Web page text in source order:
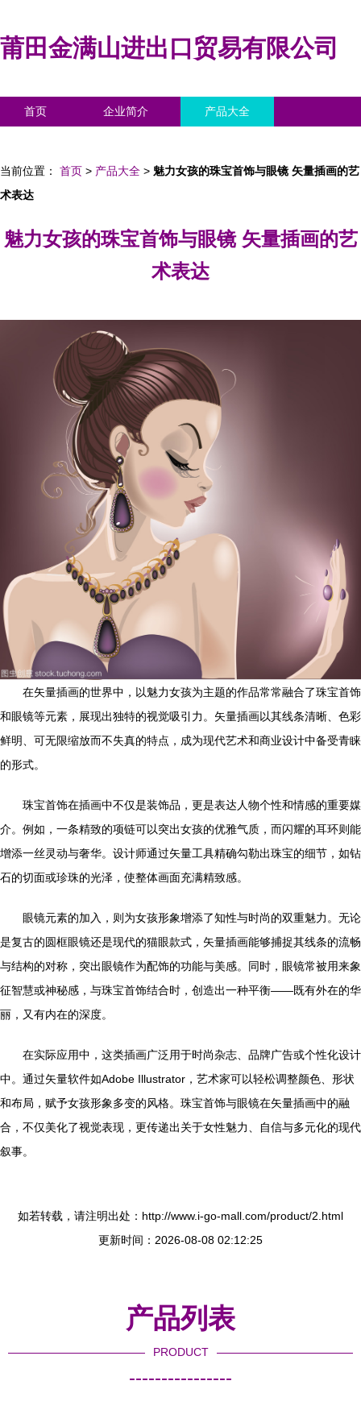
莆田金满山进出口贸易有限公司
首页 企业简介 产品大全
当前位置： 首页 > 产品大全 > 魅力女孩的珠宝首饰与眼镜 矢量插画的艺
术表达
魅力女孩的珠宝首饰与眼镜 矢量插画的艺
术表达
在矢量插画的世界中，以魅力女孩为主题的作品常常融合了珠宝首饰
和眼镜等元素，展现出独特的视觉吸引力。矢量插画以其线条清晰、色彩
鲜明、可无限缩放而不失真的特点，成为现代艺术和商业设计中备受青睐
的形式。
珠宝首饰在插画中不仅是装饰品，更是表达人物个性和情感的重要媒
介。例如，一条精致的项链可以突出女孩的优雅气质，而闪耀的耳环则能
增添一丝灵动与奢华。设计师通过矢量工具精确勾勒出珠宝的细节，如钻
石的切面或珍珠的光泽，使整体画面充满精致感。
眼镜元素的加入，则为女孩形象增添了知性与时尚的双重魅力。无论
是复古的圆框眼镜还是现代的猫眼款式，矢量插画能够捕捉其线条的流畅
与结构的对称，突出眼镜作为配饰的功能与美感。同时，眼镜常被用来象
征智慧或神秘感，与珠宝首饰结合时，创造出一种平衡——既有外在的华
丽，又有内在的深度。
在实际应用中，这类插画广泛用于时尚杂志、品牌广告或个性化设计
中。通过矢量软件如Adobe Illustrator，艺术家可以轻松调整颜色、形状
和布局，赋予女孩形象多变的风格。珠宝首饰与眼镜在矢量插画中的融
合，不仅美化了视觉表现，更传递出关于女性魅力、自信与多元化的现代
叙事。
如若转载，请注明出处：http://www.i-go-mall.com/product/2.html
更新时间：2026-08-08 02:12:25
产品列表
PRODUCT
----------------